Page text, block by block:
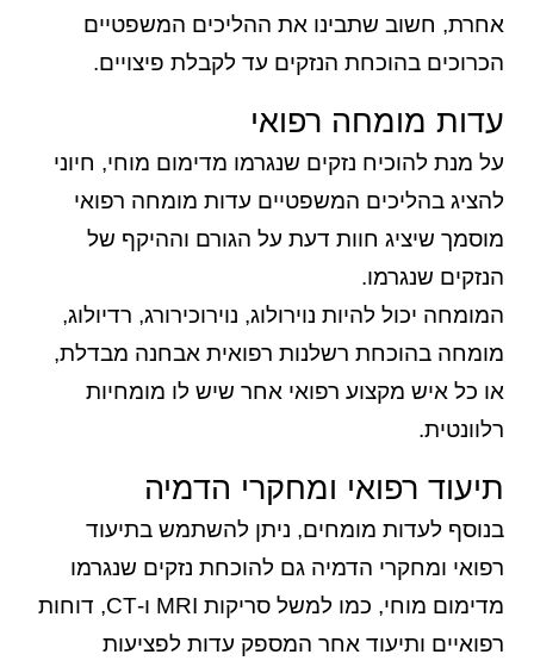
אחרת, חשוב שתבינו את ההליכים המשפטיים
הכרוכים בהוכחת הנזקים עד לקבלת פיצויים.
עדות מומחה רפואי
על מנת להוכיח נזקים שנגרמו מדימום מוחי, חיוני
להציג בהליכים המשפטיים עדות מומחה רפואי
מוסמך שיציג חוות דעת על הגורם וההיקף של
הנזקים שנגרמו.
המומחה יכול להיות נוירולוג, נוירוכירורג, רדיולוג,
מומחה בהוכחת רשלנות רפואית אבחנה מבדלת,
או כל איש מקצוע רפואי אחר שיש לו מומחיות
רלוונטית.
תיעוד רפואי ומחקרי הדמיה
בנוסף לעדות מומחים, ניתן להשתמש בתיעוד
רפואי ומחקרי הדמיה גם להוכחת נזקים שנגרמו
מדימום מוחי, כמו למשל סריקות MRI ו-CT, דוחות
רפואיים ותיעוד אחר המספק עדות לפציעות